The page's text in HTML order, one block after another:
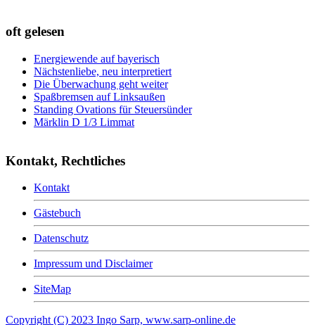
oft gelesen
Energiewende auf bayerisch
Nächstenliebe, neu interpretiert
Die Überwachung geht weiter
Spaßbremsen auf Linksaußen
Standing Ovations für Steuersünder
Märklin D 1/3 Limmat
Kontakt, Rechtliches
Kontakt
Gästebuch
Datenschutz
Impressum und Disclaimer
SiteMap
Copyright (C) 2023 Ingo Sarp, www.sarp-online.de